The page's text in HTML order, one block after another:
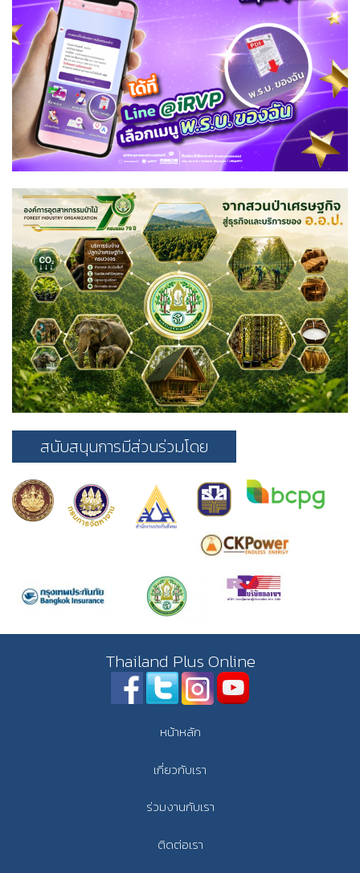
สนับสนุนการมีส่วนร่วมโดย
Thailand Plus Online
หน้าหลัก
เกี่ยวกับเรา
ร่วมงานกับเรา
ติดต่อเรา